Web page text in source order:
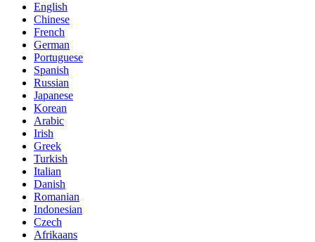
English
Chinese
French
German
Portuguese
Spanish
Russian
Japanese
Korean
Arabic
Irish
Greek
Turkish
Italian
Danish
Romanian
Indonesian
Czech
Afrikaans